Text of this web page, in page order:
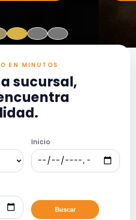
EN MINUTOS
sucursal,
Inicio
Buscar